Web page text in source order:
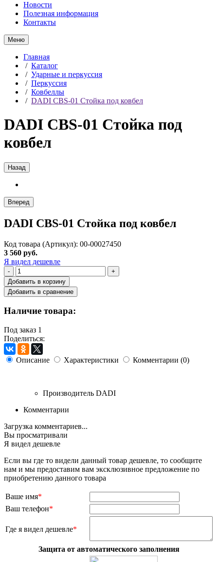
Новости
Полезная информация
Контакты
Меню
Главная
/ Каталог
/ Ударные и перкуссия
/ Перкуссия
/ Ковбеллы
/ DADI CBS-01 Стойка под ковбел
DADI CBS-01 Стойка под
ковбел
Назад
Вперед
DADI CBS-01 Стойка под ковбел
Код товара (Артикул): 00-00027450
3 560 руб.
Я видел дешевле
-
+
Добавить в корзину
Добавить в сравнение
Наличие товара:
Под заказ 1
Поделиться:
Описание Характеристики Комментарии (0)
Производитель DADI
Комментарии
Загрузка комментариев...
Вы просматривали
Я видел дешевле
Если вы где то видели данный товар дешевле, то сообщите
нам и мы предоставим вам эксклюзивное предложение по
приобретению данного товара
Ваше имя*
Ваш телефон*
Где я видел дешевле*
Защита от автоматического заполнения